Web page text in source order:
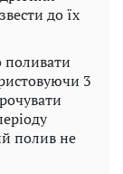
до їх
3
полив не